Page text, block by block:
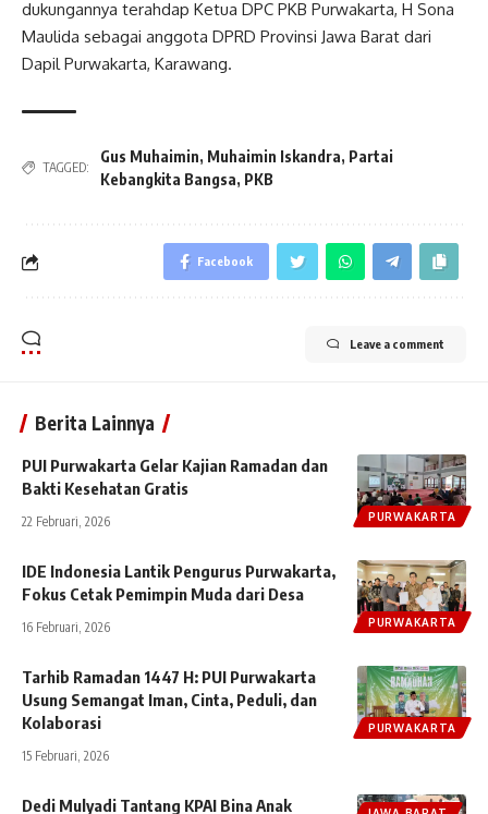
dukungannya terahdap Ketua DPC PKB Purwakarta, H Sona
Maulida sebagai anggota DPRD Provinsi Jawa Barat dari
Dapil Purwakarta, Karawang.
TAGGED:
Gus Muhaimin, Muhaimin Iskandra, Partai
Kebangkita Bangsa, PKB
Facebook
Leave a comment
Berita Lainnya
PURWAKARTA
PUI Purwakarta Gelar Kajian Ramadan dan
Bakti Kesehatan Gratis
22 Februari, 2026
PURWAKARTA
IDE Indonesia Lantik Pengurus Purwakarta,
Fokus Cetak Pemimpin Muda dari Desa
16 Februari, 2026
PURWAKARTA
Tarhib Ramadan 1447 H: PUI Purwakarta
Usung Semangat Iman, Cinta, Peduli, dan
Kolaborasi
15 Februari, 2026
Dedi Mulyadi Tantang KPAI Bina Anak